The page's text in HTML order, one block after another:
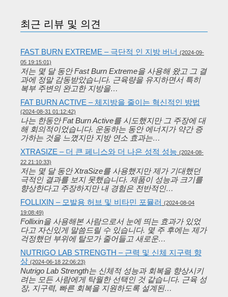
최근 리뷰 및 의견
FAST BURN EXTREME – 극단적 인 지방 버너 (2024-09-
05 19:15:01)
저는 몇 달 동안 Fast Burn Extreme을 사용해 왔고 그 결
과에 정말 감동받았습니다. 근육량을 유지하면서 특히
복부 주변의 완고한 지방을…
FAT BURN ACTIVE – 체지방을 줄이는 혁신적인 방법
(2024-08-31 01:12:42)
나는 한동안 Fat Burn Active를 시도했지만 그 주장에 대
해 회의적이었습니다. 운동하는 동안 에너지가 약간 증
가하는 것을 느꼈지만 지방 연소 효과는…
XTRASIZE – 더 큰 페니스와 더 나은 성적 성능 (2024-08-
22 21:10:33)
저는 몇 달 동안 XtraSize를 사용했지만 제가 기대했던
극적인 결과를 보지 못했습니다. 제품이 성능과 크기를
향상한다고 주장하지만 내 경험은 전반적인…
FOLLIXIN – 모발용 허브 및 비타민 포뮬러 (2024-08-04
19:08:49)
Follixin을 사용해본 사람으로서 눈에 띄는 효과가 있었
다고 자신있게 말씀드릴 수 있습니다. 몇 주 후에는 제가
걱정했던 부위에 탈모가 줄어들고 새로운…
NUTRIGO LAB STRENGTH – 근력 및 신체 지구력 향
상 (2024-06-18 22:06:23)
Nutrigo Lab Strength는 신체적 성능과 회복을 향상시키
려는 모든 사람에게 탁월한 선택인 것 같습니다. 근육 성
장, 지구력, 빠른 회복을 지원하도록 설계된…